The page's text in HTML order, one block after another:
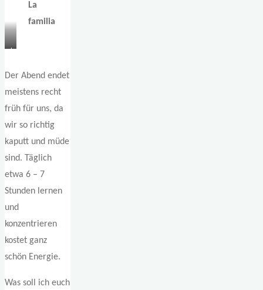
La
familia
La
Der Abend endet
meistens recht
früh für uns, da
wir so richtig
kaputt und müde
sind. Täglich
etwa 6 – 7
Stunden lernen
und
konzentrieren
kostet ganz
schön Energie.
Was soll ich euch